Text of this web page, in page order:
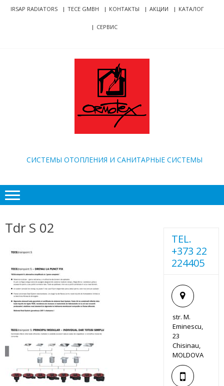
Skip
SkipIRSAP RADIATORS TECE GMBH КОНТАКТЫ АКЦИИ КАТАЛОГ
СЕРВИС
CИСТЕМЫ ОТОПЛЕНИЯ И САНИТАРНЫЕ СИСТЕМЫ
Tdr S 02
TEL.
+373 22
224405
str. M.
Eminescu,
23
Chisinau,
MOLDOVA